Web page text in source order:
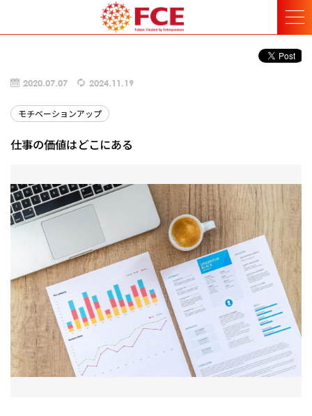
2020.07.07 2024.11.19
モチベーションアップ
仕事の価値はどこにある